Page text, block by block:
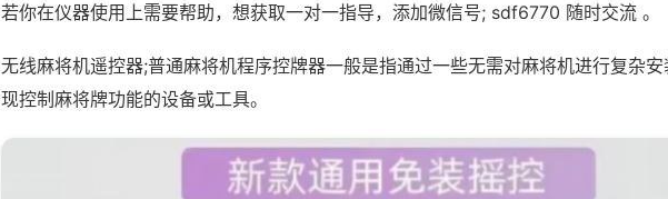
若你在仪器使用上需要帮助，想获取一对一指导，添加微信号; sdf6770 随时交流 。
无线麻将机遥控器;普通麻将机程序控牌器一般是指通过一些无需对麻将机进行复杂
现控制麻将牌功能的设备或工具。